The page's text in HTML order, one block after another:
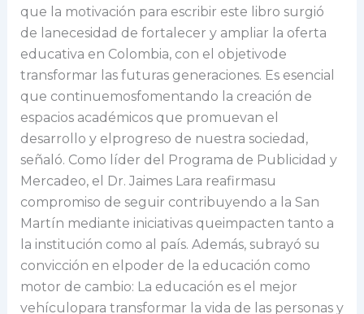
que la motivación para escribir este libro surgió
de lanecesidad de fortalecer y ampliar la oferta
educativa en Colombia, con el objetivode
transformar las futuras generaciones. Es esencial
que continuemosfomentando la creación de
espacios académicos que promuevan el
desarrollo y elprogreso de nuestra sociedad,
señaló. Como líder del Programa de Publicidad y
Mercadeo, el Dr. Jaimes Lara reafirmasu
compromiso de seguir contribuyendo a la San
Martín mediante iniciativas queimpacten tanto a
la institución como al país. Además, subrayó su
convicción en elpoder de la educación como
motor de cambio: La educación es el mejor
vehículopara transformar la vida de las personas y